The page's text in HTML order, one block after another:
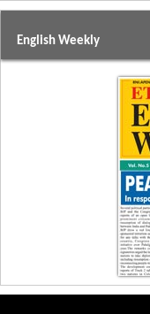
English Weekly